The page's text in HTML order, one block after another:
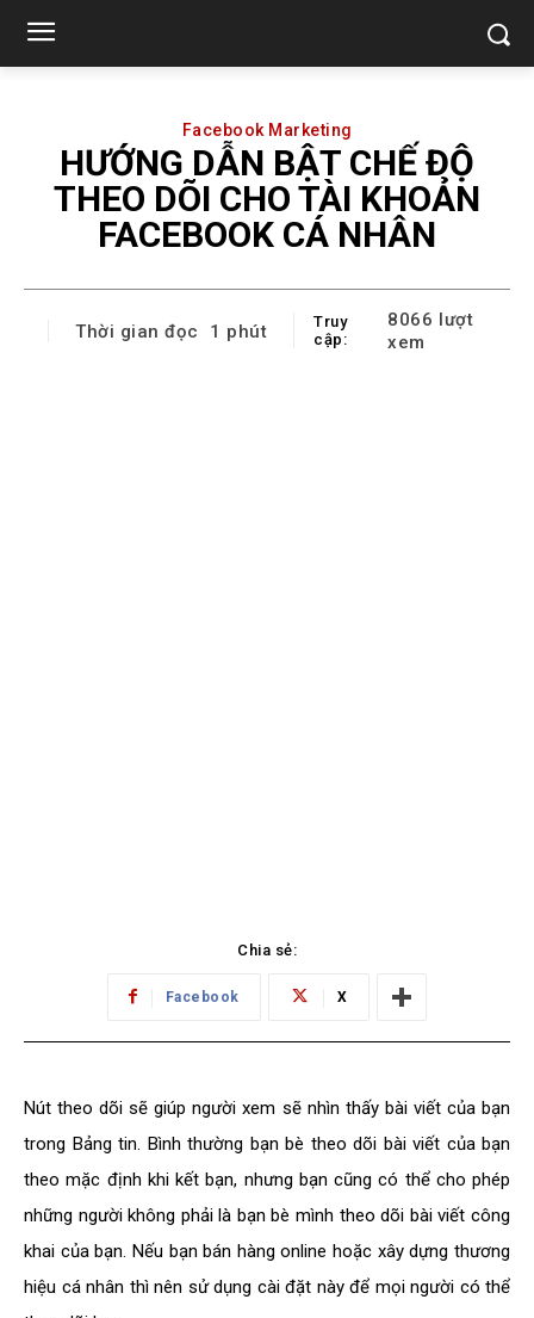
Facebook Marketing
HƯỚNG DẪN BẬT CHẾ ĐỘ
THEO DÕI CHO TÀI KHOẢN
FACEBOOK CÁ NHÂN
Thời gian đọc 1 phút
Truy
cập:
8066 lượt
xem
Chia sẻ:
Facebook X
Nút theo dõi sẽ giúp người xem sẽ nhìn thấy bài viết của bạn
trong Bảng tin. Bình thường bạn bè theo dõi bài viết của bạn
theo mặc định khi kết bạn, nhưng bạn cũng có thể cho phép
những người không phải là bạn bè mình theo dõi bài viết công
khai của bạn. Nếu bạn bán hàng online hoặc xây dựng thương
hiệu cá nhân thì nên sử dụng cài đặt này để mọi người có thể